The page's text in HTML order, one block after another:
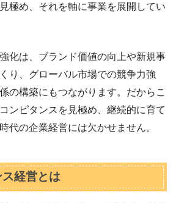
見極め、それを軸に事業を展開してい
化は、ブランド価値の向上や新規事
り、グローバル市場での競争力強
の構築にもつながります。 だからこ
ンピタンスを見極め、継続的に育て
代の企業経営には欠かせません。
経営とは